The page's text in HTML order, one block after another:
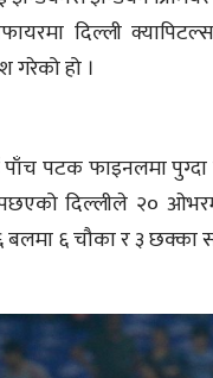
दिल्ली
गरेको हो ।
पटक फाइनलमा
दिल्लीले २०
६ चौका र ३ छक्का